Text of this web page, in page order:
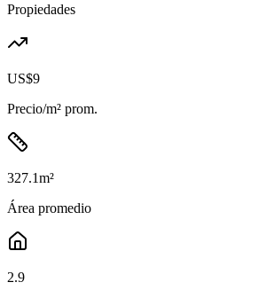
Propiedades
US$9
Precio/m² prom.
327.1m²
Área promedio
2.9